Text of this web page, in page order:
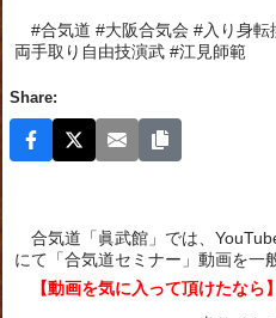
#合気道 #大阪合気会 #入り身
両手取り自由技演武 #江見師範
Share:
合気道「眞武館」では、
にて「合気道セミナー」動画を一
【動画を気に入って頂けたなら】